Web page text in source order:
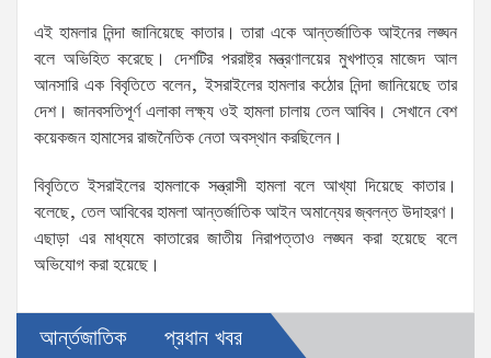
এই হামলার নিন্দা জানিয়েছে কাতার। তারা একে আন্তর্জাতিক আইনের লঙ্ঘন
বলে অভিহিত করেছে। দেশটির পররাষ্ট্র মন্ত্রণালয়ের মুখপাত্র মাজেদ আল
আনসারি এক বিবৃতিতে বলেন, ইসরাইলের হামলার কঠোর নিন্দা জানিয়েছে তার
দেশ। জানবসতিপূর্ণ এলাকা লক্ষ্য ওই হামলা চালায় তেল আবিব। সেখানে বেশ
কয়েকজন হামাসের রাজনৈতিক নেতা অবস্থান করছিলেন।
বিবৃতিতে ইসরাইলের হামলাকে সন্ত্রাসী হামলা বলে আখ্যা দিয়েছে কাতার।
বলেছে, তেল আবিবের হামলা আন্তর্জাতিক আইন অমান্যের জ্বলন্ত উদাহরণ।
এছাড়া এর মাধ্যমে কাতারের জাতীয় নিরাপত্তাও লঙ্ঘন করা হয়েছে বলে
অভিযোগ করা হয়েছে।
আর্ন্তজাতিক প্রধান খবর